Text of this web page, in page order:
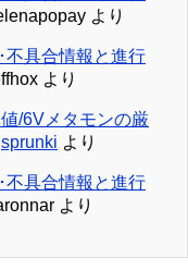
より
不具合情報と進行
より
/6Vメタモンの厳
sprunki より
不具合情報と進行
より